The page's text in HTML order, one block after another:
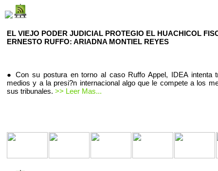
EL VIEJO PODER JUDICIAL PROTEGIO EL HUACHICOL
ERNESTO RUFFO: ARIADNA MONTIEL REYES
● Con su postura en torno al caso Ruffo Appel, IDEA intenta
medios y a la presi?n internacional algo que le compete a los
sus tribunales. >> Leer Mas...